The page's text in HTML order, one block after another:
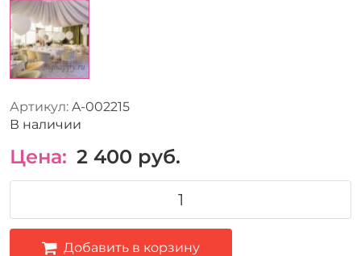
Артикул: A-002215
В наличии
Цена: 2 400 руб.
Добавить в корзину